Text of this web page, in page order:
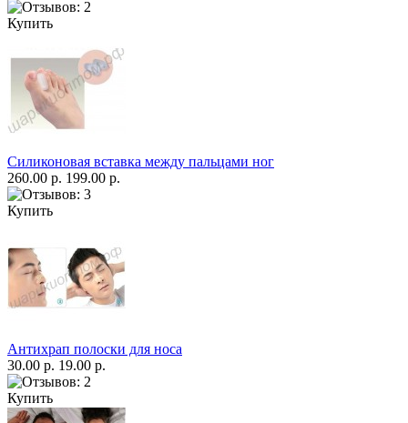
Купить
Силиконовая вставка между пальцами ног
260.00 р. 199.00 р.
Купить
Антихрап полоски для носа
30.00 р. 19.00 р.
Купить